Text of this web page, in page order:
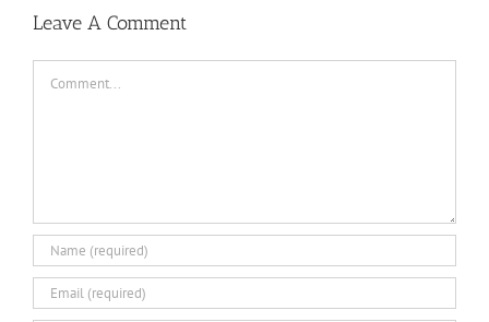
Macro
Leave A Comment